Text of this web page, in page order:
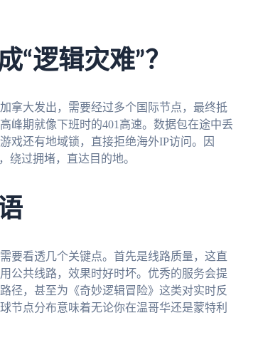
“逻辑灾难”？
拿大发出，需要经过多个国际节点，最终抵
峰期就像下班时的401高速。数据包在途中丢
戏还有地域锁，直接拒绝海外IP访问。因
绕过拥堵，直达目的地。
要看透几个关键点。首先是线路质量，这直
公共线路，效果时好时坏。优秀的服务会提
径，甚至为《奇妙逻辑冒险》这类对实时反
节点分布意味着无论你在温哥华还是蒙特利